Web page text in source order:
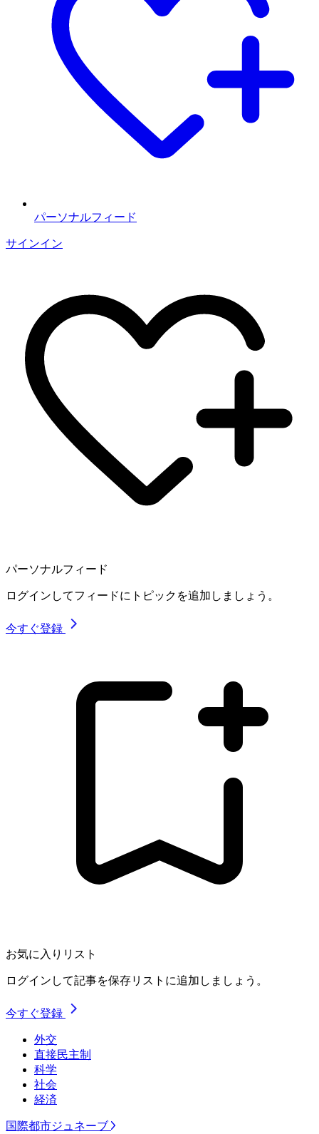
パーソナルフィード
サインイン
パーソナルフィード
ログインしてフィードにトピックを追加しましょう。
今すぐ登録
お気に入りリスト
ログインして記事を保存リストに追加しましょう。
今すぐ登録
外交
直接民主制
科学
社会
経済
国際都市ジュネーブ